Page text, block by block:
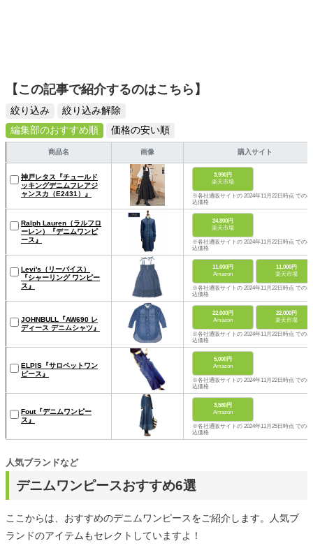
【この記事で紹介するのはこちら】
絞り込み
絞り込み解除
編集部のおすすめ順
価格の安い順
商品名 画像 購入サイト
神戸レタス『チュールド
ッキングデニムフレアジ
ャンスカ（E2431）』
3,990円
楽天市場
※各社通販サイトの 2024年11月22日時点 での税
込価格
Ralph Lauren（ラルフロ
ーレン）『デニムワンピ
ース』
24,800円
楽天市場
※各社通販サイトの 2024年11月22日時点 での税
込価格
Levi's（リーバイス）
『シャーリング ワンピー
ス』
11,000円
Amazon
11,000円
楽天市場
※各社通販サイトの 2024年11月22日時点 での税
込価格
JOHNBULL『AW690 レ
ディース デニムシャツ』
22,000円
Amazon
22,000円
楽天市場
※各社通販サイトの 2024年11月22日時点 での税
込価格
ELPIS『サロペットワン
ピース』
5,000円
Amazon
※各社通販サイトの 2024年11月22日時点 での税
込価格
Fout『デニムワンピー
ス』
3,580円
Amazon
※各社通販サイトの 2024年11月25日時点 での税
込価格
デニムワンピースおすすめ6選
人気ブランドなど
ここからは、おすすめのデニムワンピースをご紹介します。人気ブ
ランドのアイテムもセレクトしていますよ！